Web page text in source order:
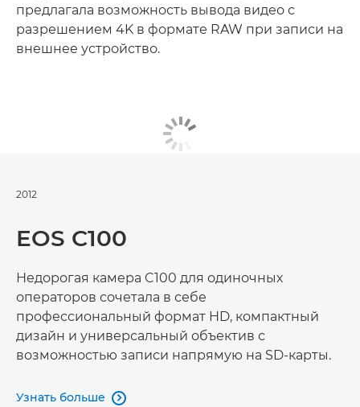
предлагала возможность вывода видео с
разрешением 4K в формате RAW при записи на
внешнее устройство.
2012
EOS C100
Недорогая камера C100 для одиночных
операторов сочетала в себе
профессиональный формат HD, компактный
дизайн и универсальный объектив с
возможностью записи напрямую на SD-карты.
Узнать больше 